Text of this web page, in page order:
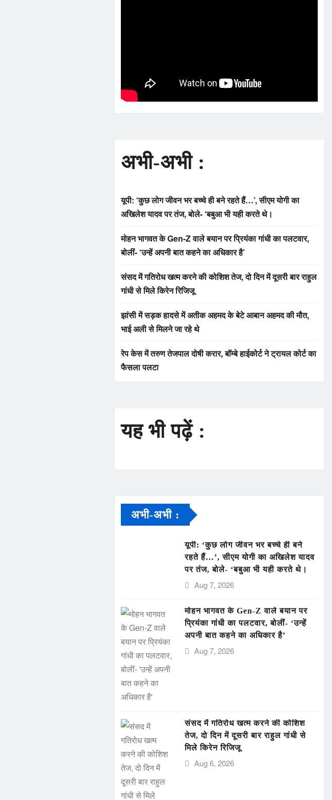
अभी-अभी :
यूपी: ‘कुछ लोग जीवन भर बच्चे ही बने रहते हैं…’, सीएम योगी का
अखिलेश यादव पर तंज, बोले- ‘बबुआ भी यही करते थे।
मोहन भागवत के Gen-Z वाले बयान पर प्रियंका गांधी का पलटवार,
बोलीं- ‘उन्हें अपनी बात कहने का अधिकार है’
संसद में गतिरोध खत्म करने की कोशिश तेज, दो दिन में दूसरी बार राहुल
गांधी से मिले किरेन रिजिजू
झांसी में सड़क हादसे में अतीक अहमद के बेटे आबान अहमद की मौत,
भाई अली से मिलने जा रहे थे
रेप केस में तरुण तेजपाल दोषी करार, बॉम्बे हाईकोर्ट ने ट्रायल कोर्ट का
फैसला पलटा
यह भी पढ़ें :
अभी-अभी :
यूपी: ‘कुछ लोग जीवन भर बच्चे ही बने
रहते हैं…’, सीएम योगी का अखिलेश यादव
पर तंज, बोले- ‘बबुआ भी यही करते थे।
Aug 7, 2026
मोहन भागवत के Gen-Z वाले बयान पर
प्रियंका गांधी का पलटवार, बोलीं- ‘उन्हें
अपनी बात कहने का अधिकार है’
Aug 7, 2026
संसद में गतिरोध खत्म करने की कोशिश
तेज, दो दिन में दूसरी बार राहुल गांधी से
मिले किरेन रिजिजू
Aug 6, 2026